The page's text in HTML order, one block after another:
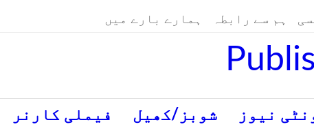
ہم سے رابطہ ہمارے بارے میں
نیوز شوبز/کھیل فیملی کارنر
SWITCH TO